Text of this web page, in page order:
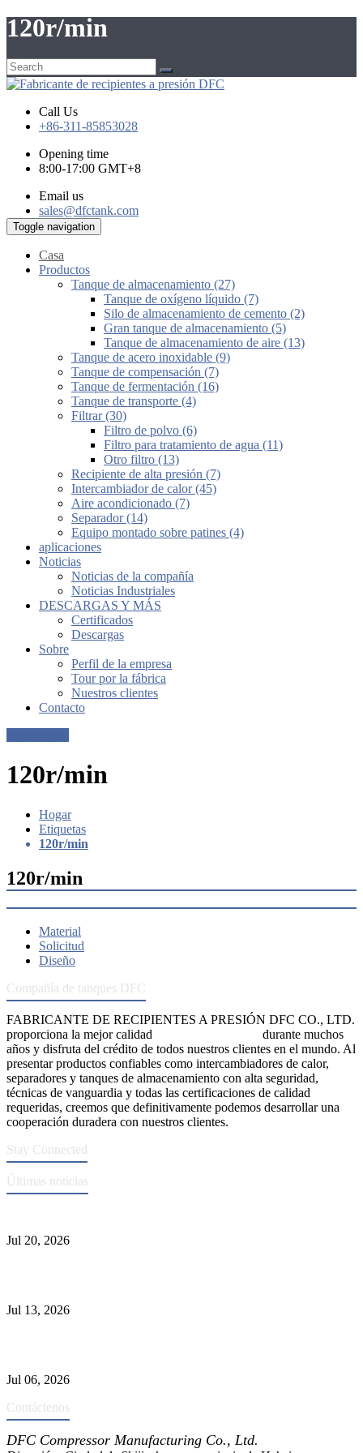
120r/min
Call Us
+86-311-85853028
Opening time
8:00-17:00 GMT+8
Email us
sales@dfctank.com
Toggle navigation
Casa
Productos
Tanque de almacenamiento (27)
Tanque de oxígeno líquido (7)
Silo de almacenamiento de cemento (2)
Gran tanque de almacenamiento (5)
Tanque de almacenamiento de aire (13)
Tanque de acero inoxidable (9)
Tanque de compensación (7)
Tanque de fermentación (16)
Tanque de transporte (4)
Filtrar (30)
Filtro de polvo (6)
Filtro para tratamiento de agua (11)
Otro filtro (13)
Recipiente de alta presión (7)
Intercambiador de calor (45)
Aire acondicionado (7)
Separador (14)
Equipo montado sobre patines (4)
aplicaciones
Noticias
Noticias de la compañía
Noticias Industriales
DESCARGAS Y MÁS
Certificados
Descargas
Sobre
Perfil de la empresa
Tour por la fábrica
Nuestros clientes
Contacto
120r/min
Hogar
Etiquetas
120r/min
120r/min
Material
Solicitud
Diseño
Compañía de tanques DFC
FABRICANTE DE RECIPIENTES A PRESIÓN DFC CO., LTD.
proporciona la mejor calidad
durante muchos
años y disfruta del crédito de todos nuestros clientes en el mundo. Al
presentar productos confiables como intercambiadores de calor,
separadores y tanques de almacenamiento con alta seguridad,
técnicas de vanguardia y todas las certificaciones de calidad
requeridas, creemos que definitivamente podemos desarrollar una
cooperación duradera con nuestros clientes.
Stay Connected
Últimas noticias
Jul 20, 2026
Jul 13, 2026
Jul 06, 2026
Contáctenos
DFC Compressor Manufacturing Co., Ltd.